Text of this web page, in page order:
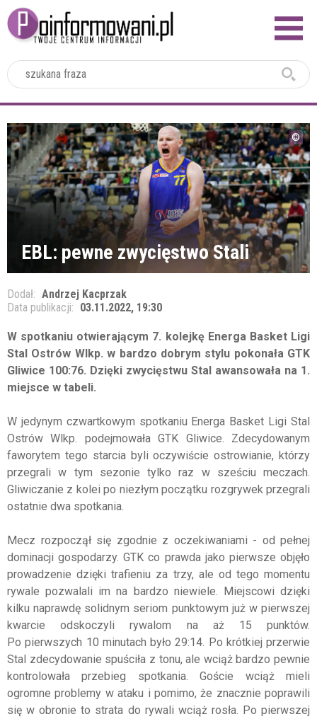
EBL: pewne zwycięstwo Stali
Dodał: Andrzej Kacprzak
Data publikacji: 03.11.2022, 19:30
W spotkaniu otwierającym 7. kolejkę Energa Basket Ligi
Stal Ostrów Wlkp. w bardzo dobrym stylu pokonała GTK
Gliwice 100:76. Dzięki zwycięstwu Stal awansowała na 1.
miejsce w tabeli.
W jedynym czwartkowym spotkaniu Energa Basket Ligi Stal
Ostrów Wlkp. podejmowała GTK Gliwice. Zdecydowanym
faworytem tego starcia byli oczywiście ostrowianie, którzy
przegrali w tym sezonie tylko raz w sześciu meczach.
Gliwiczanie z kolei po niezłym początku rozgrywek przegrali
ostatnie dwa spotkania.
Mecz rozpoczął się zgodnie z oczekiwaniami - od pełnej
dominacji gospodarzy. GTK co prawda jako pierwsze objęło
prowadzenie dzięki trafieniu za trzy, ale od tego momentu
rywale pozwalali im na bardzo niewiele. Miejscowi dzięki
kilku naprawdę solidnym seriom punktowym już w pierwszej
kwarcie odskoczyli rywalom na aż 15 punktów.
Po pierwszych 10 minutach było 29:14. Po krótkiej przerwie
Stal zdecydowanie spuściła z tonu, ale wciąż bardzo pewnie
kontrolowała przebieg spotkania. Goście wciąż mieli
ogromne problemy w ataku i pomimo, że znacznie poprawili
się w obronie to strata do rywali wciąż rosła. Po pierwszej